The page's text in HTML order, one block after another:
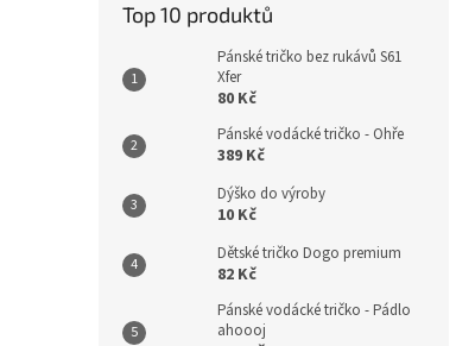
Top 10 produktů
Pánské tričko bez rukávů S61
Xfer
80 Kč
Pánské vodácké tričko - Ohře
389 Kč
Dýško do výroby
10 Kč
Dětské tričko Dogo premium
82 Kč
Pánské vodácké tričko - Pádlo
ahoooj